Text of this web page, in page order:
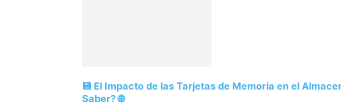
💾 El Impacto de las Tarjetas de Memoria en el
Saber? 🌐